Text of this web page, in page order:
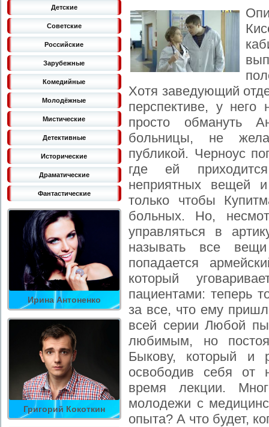
Детские
Советские
Российские
Зарубежные
Комедийные
Молодёжные
Мистические
Детективные
Исторические
Драматические
Фантастические
Ирина Антоненко
Григорий Кокоткин
Хотя заведующий
перспективе, у него
просто обмануть
больницы, не
публикой. Черноус
где ей
неприятных вещей
только чтобы
больных. Но,
управляться в
называть все
попадается
который
пациентами: теперь
за все, что ему
всей серии Любой
любимым, но
Быкову, который и
освободив себя от
время лекции.
молодежи с
опыта? А что будет,